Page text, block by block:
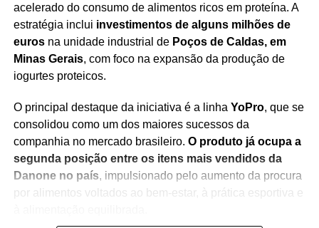
Redação Saiba+
acelerado do consumo de alimentos ricos em proteína. A
estratégia inclui investimentos de alguns milhões de
eurosna unidade industrial de Poços de Caldas, em
Minas Gerais, com foco na expansão da produção de
iogurtes proteicos.
O principal destaque da iniciativa é a linha YoPro, que se
consolidou como um dos maiores sucessos da
companhia no mercado brasileiro. O produto já ocupa a
segunda posição entre os itens mais vendidos da
Danone no país, impulsionado pelo aumento da procura
por alimentos voltados ao bem-estar, à prática esportiva e